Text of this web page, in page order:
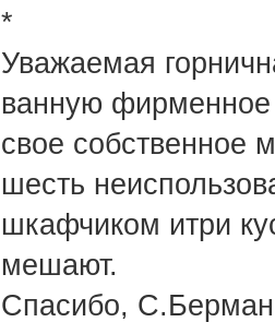
*
Уважаемая
ванную
свое собственное
шесть
шкафчиком итри
мешают.
Спасибо,